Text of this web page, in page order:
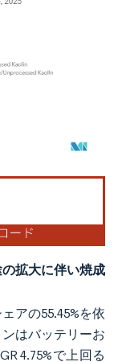
示が必要です。
拡大に伴い焼成
アの55.45%を依
はバッテリーお
4.75%で上回る